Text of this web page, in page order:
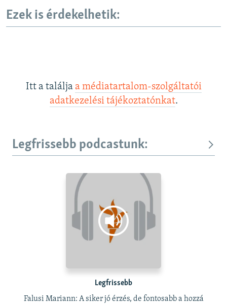
Ezek is érdekelhetik:
Itt a találja a médiatartalom-szolgáltatói
adatkezelési tájékoztatónkat.
Legfrissebb podcastunk:
Legfrissebb
Falusi Mariann: A siker jó érzés, de fontosabb a hozzá